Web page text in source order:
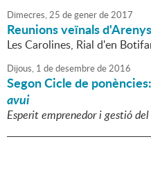
Dimecres,25 degenerde2017
Reunions veïnals
Les Carolines, Rial d'en
Dijous, 1 dedesembrede2016
Segon Cicle de ponències:
avui
Esperit emprenedor i gestió